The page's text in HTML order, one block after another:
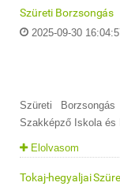
Szüreti Borzsongás
2025-09-30
Szüreti
Szakképző Iskola és
Elolvasom
Tokaj-hegyaljai